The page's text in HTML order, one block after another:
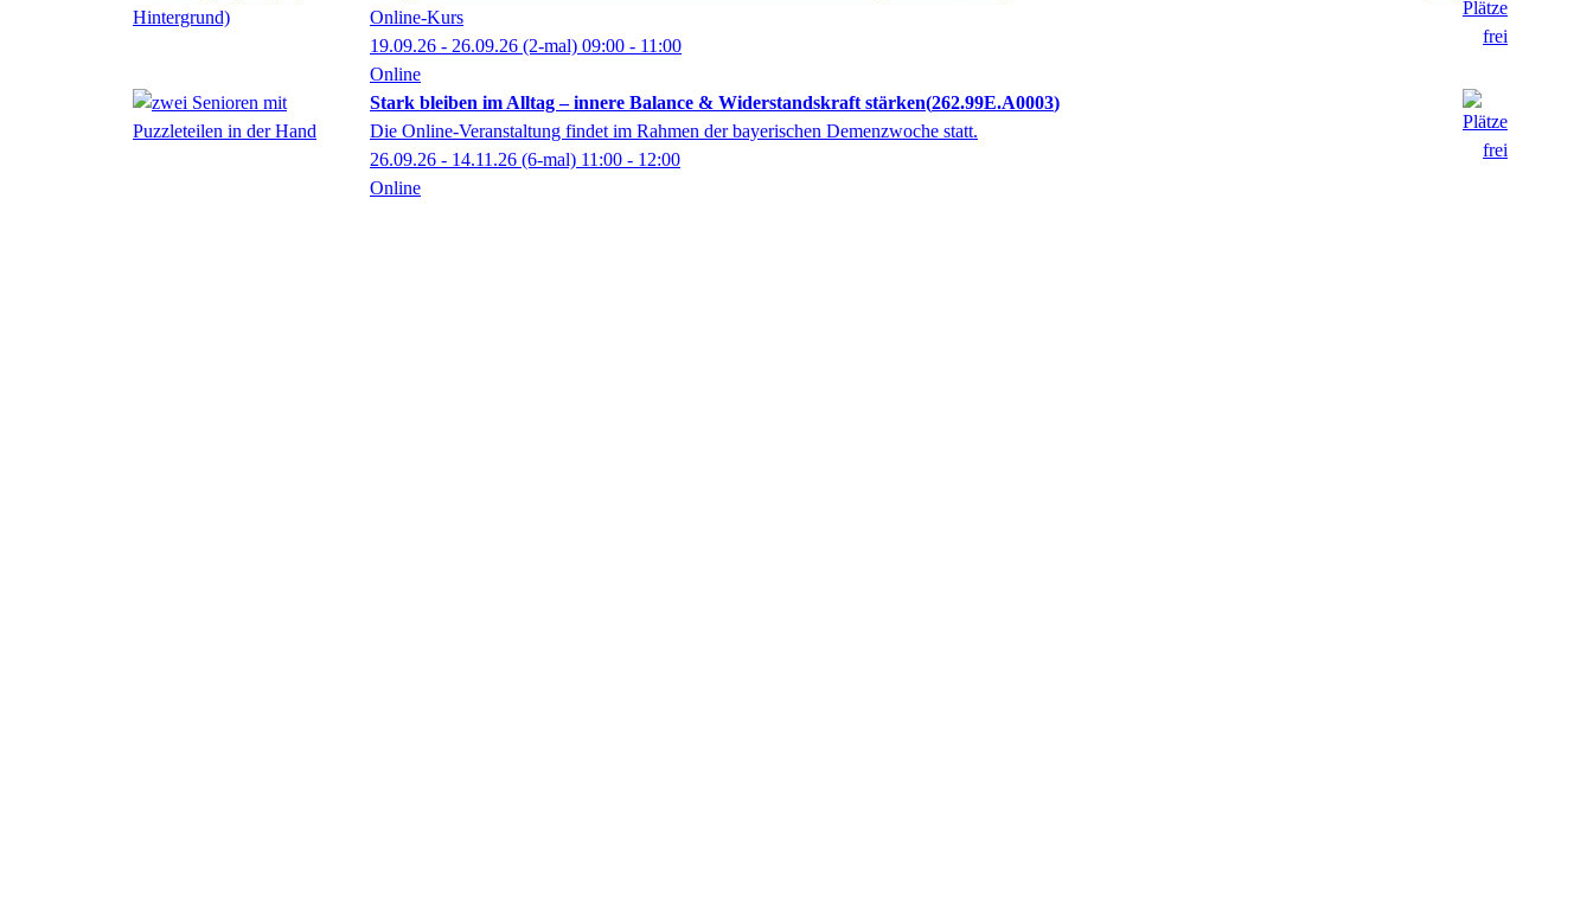
Online-Kurs
19.09.26 - 26.09.26 (2-mal) 09:00 - 11:00
Online
Stark bleiben im Alltag – innere Balance & Widerstandskraft stärken 262.99E.A0003
Die Online-Veranstaltung findet im Rahmen der bayerischen Demenzwoche statt.
26.09.26 - 14.11.26 (6-mal) 11:00 - 12:00
Online